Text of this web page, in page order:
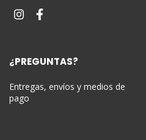
¿PREGUNTAS?
Entregas, envíos y medios de
pago